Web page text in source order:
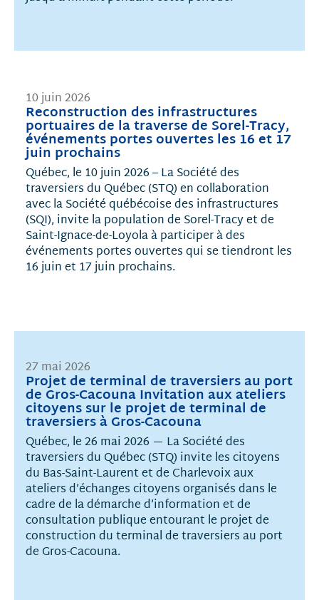
Reconstruction des infrastructures
portuaires de la traverse de Sorel-Tracy,
événements portes ouvertes les 16 et 17
juin prochains
10 juin 2026
Québec, le 10 juin 2026 – La Société des
traversiers du Québec (STQ) en collaboration
avec la Société québécoise des infrastructures
(SQI), invite la population de Sorel-Tracy et de
Saint-Ignace-de-Loyola à participer à des
événements portes ouvertes qui se tiendront les
16 juin et 17 juin prochains.
Projet de terminal de traversiers au port
de Gros-Cacouna Invitation aux ateliers
citoyens sur le projet de terminal de
traversiers à Gros-Cacouna
27 mai 2026
Québec, le 26 mai 2026 — La Société des
traversiers du Québec (STQ) invite les citoyens
du Bas-Saint-Laurent et de Charlevoix aux
ateliers d’échanges citoyens organisés dans le
cadre de la démarche d’information et de
consultation publique entourant le projet de
construction du terminal de traversiers au port
de Gros-Cacouna.